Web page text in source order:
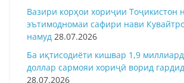
Вазири корҳои хориҷии Тоҷикистон
эътимодномаи сафири нави
намуд 28.07.2026
Ба иқтисодиёти кишвар 1,9 миллиард
доллар сармояи хориҷӣ ворид гардид
28.07.2026